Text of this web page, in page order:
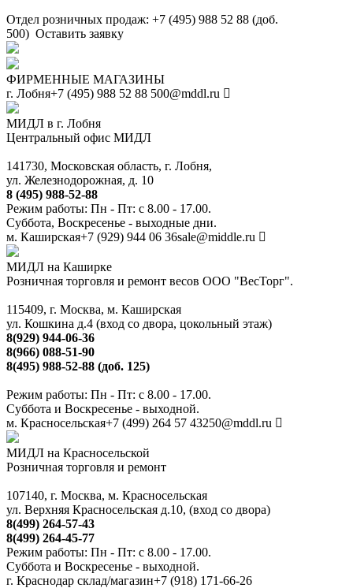
Отдел розничных продаж: +7 (495) 988 52 88 (доб.
500) Оставить заявку
ФИРМЕННЫЕ МАГАЗИНЫ
г. Лобня+7 (495) 988 52 88 500@mddl.ru
МИДЛ в г. Лобня
Центральный офис МИДЛ
141730, Московская область, г. Лобня,
ул. Железнодорожная, д. 10
8 (495) 988-52-88
Режим работы: Пн - Пт: с 8.00 - 17.00.
Суббота, Воскресенье - выходные дни.
м. Каширская+7 (929) 944 06 36sale@middle.ru
МИДЛ на Каширке
Розничная торговля и ремонт весов ООО "ВесТорг".
115409, г. Москва, м. Каширская
ул. Кошкина д.4 (вход со двора, цокольный этаж)
8(929) 944-06-36
8(966) 088-51-90
8(495) 988-52-88 (доб. 125)
Режим работы: Пн - Пт: с 8.00 - 17.00.
Суббота и Воскресенье - выходной.
м. Красносельская+7 (499) 264 57 43250@mddl.ru
МИДЛ на Красносельской
Розничная торговля и ремонт
107140, г. Москва, м. Красносельская
ул. Верхняя Красносельская д.10, (вход со двора)
8(499) 264-57-43
8(499) 264-45-77
Режим работы: Пн - Пт: с 8.00 - 17.00.
Суббота и Воскресенье - выходной.
г. Краснодар склад/магазин+7 (918) 171-66-26